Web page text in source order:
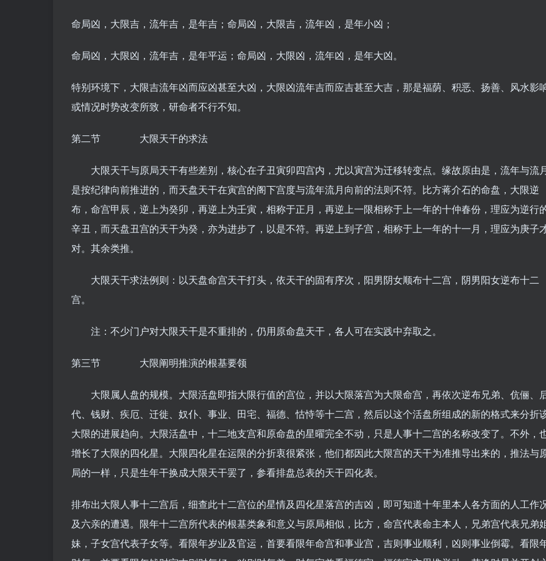
命局凶，大限吉，流年吉，是年吉；命局凶，大限吉，流年凶，是年小凶；
命局凶，大限凶，流年吉，是年平运；命局凶，大限凶，流年凶，是年大凶。
特别环境下，大限吉流年凶而应凶甚至大凶，大限凶流年吉而应吉甚至大吉，那是福荫、积恶、扬善、风水影
或情况时势改变所致，研命者不行不知。
第二节 大限天干的求法
大限天干与原局天干有些差别，核心在子丑寅卯四宫内，尤以寅宫为迁移转变点。缘故原由是，流年与流
是按纪律向前推进的，而天盘天干在寅宫的阁下宫度与流年流月向前的法则不符。比方蒋介石的命盘，大限逆
布，命宫甲辰，逆上为癸卯，再逆上为壬寅，相称于正月，再逆上一限相称于上一年的十仲春份，理应为逆行
辛丑，而天盘丑宫的天干为癸，亦为进步了，以是不符。再逆上到子宫，相称于上一年的十一月，理应为庚子
对。其余类推。
大限天干求法例则：以天盘命宫天干打头，依天干的固有序次，阳男阴女顺布十二宫，阴男阳女逆布十二
宫。
注：不少门户对大限天干是不重排的，仍用原命盘天干，各人可在实践中弃取之。
第三节 大限阐明推演的根基要领
大限属人盘的规模。大限活盘即指大限行值的宫位，并以大限落宫为大限命宫，再依次逆布兄弟、伉俪、
代、钱财、疾厄、迁徙、奴仆、事业、田宅、福德、怙恃等十二宫，然后以这个活盘所组成的新的格式来分折
大限的进展趋向。大限活盘中，十二地支宫和原命盘的星曜完全不动，只是人事十二宫的名称改变了。不外，
增长了大限的四化星。大限四化星在运限的分折衷很紧张，他们都因此大限宫的天干为准推导出来的，推法与
局的一样，只是生年干换成大限天干罢了，参看排盘总表的天干四化表。
排布出大限人事十二宫后，细查此十二宫位的星情及四化星落宫的吉凶，即可知道十年里本人各方面的人工作
及六亲的遭遇。限年十二宫所代表的根基类象和意义与原局相似，比方，命宫代表命主本人，兄弟宫代表兄弟
妹，子女宫代表子女等。看限年岁业及官运，首要看限年命宫和事业宫，吉则事业顺利，凶则事业倒霉。看限